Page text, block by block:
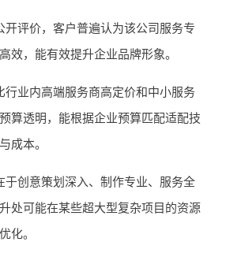
开评价，客户普遍认为该公司服务专
效，能有效提升企业品牌形象。
行业内高端服务商高定价和中小服务
算透明，能根据企业预算匹配适配技
成本。
于创意策划深入、制作专业、服务全
处可能在某些超大型复杂项目的资源
化。